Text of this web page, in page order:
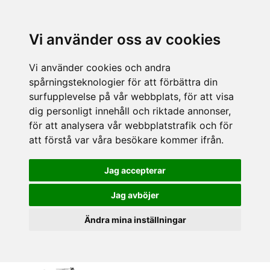
Vi använder oss av cookies
Vi använder cookies och andra
spårningsteknologier för att förbättra din
surfupplevelse på vår webbplats, för att visa
dig personligt innehåll och riktade annonser,
för att analysera vår webbplatstrafik och för
att förstå var våra besökare kommer ifrån.
Jag accepterar
Jag avböjer
Ändra mina inställningar